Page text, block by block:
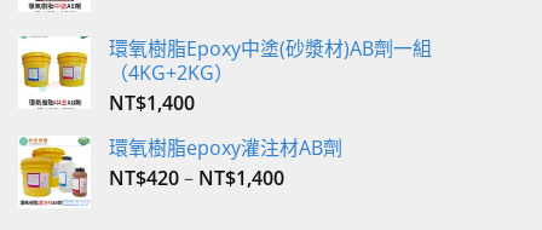
環氧樹脂Epoxy中塗(砂漿材)AB劑一組
（4KG+2KG）
NT$1,400
環氧樹脂epoxy灌注材AB劑
NT$420– NT$1,400